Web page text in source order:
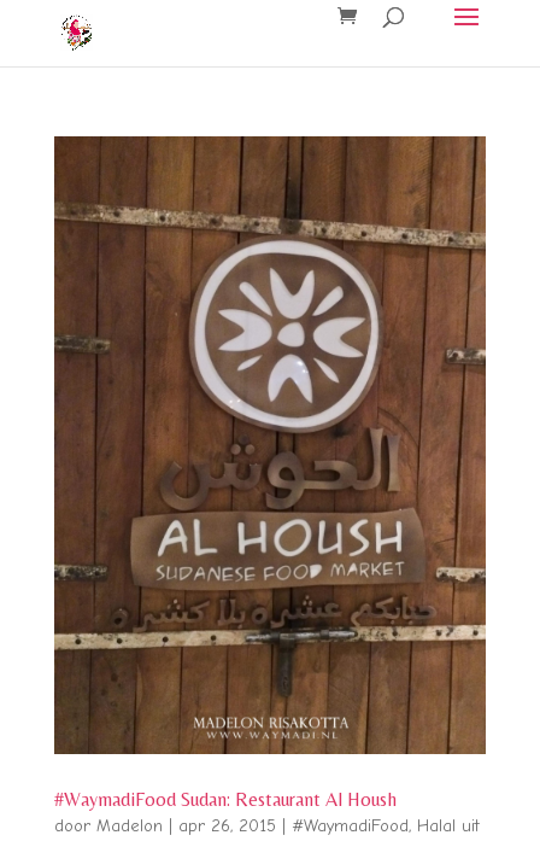
#WaymadiFood Sudan: Restaurant Al Housh
door Madelon apr 26, 2015 #WaymadiFood, Halal uit